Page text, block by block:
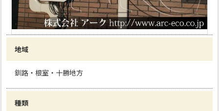
地域
釧路・根室・十勝地方
種類